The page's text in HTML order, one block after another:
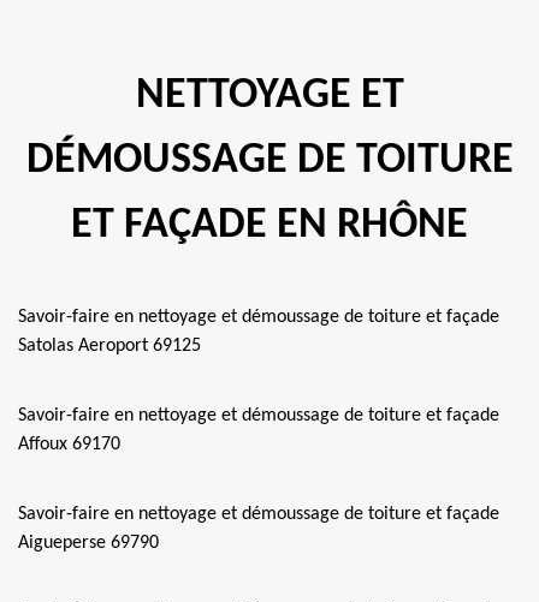
NETTOYAGE ET
DÉMOUSSAGE DE TOITURE
ET FAÇADE EN RHÔNE
Savoir-faire en nettoyage et démoussage de toiture et façade
Satolas Aeroport 69125
Savoir-faire en nettoyage et démoussage de toiture et façade
Affoux 69170
Savoir-faire en nettoyage et démoussage de toiture et façade
Aigueperse 69790